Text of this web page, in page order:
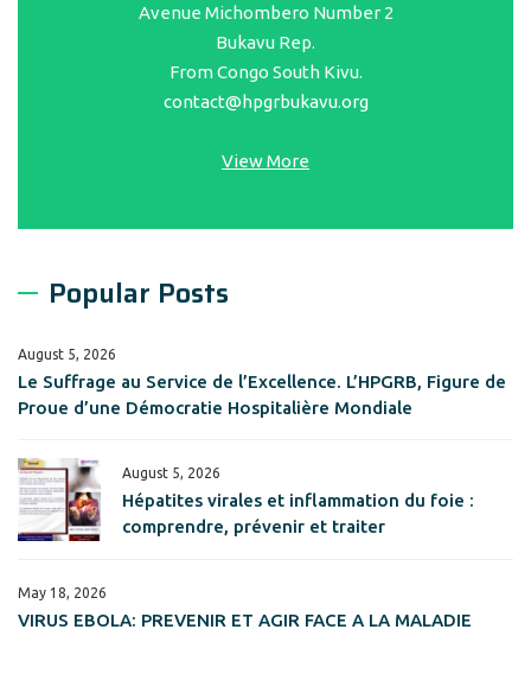
Avenue Michombero Number 2
Bukavu Rep.
From Congo South Kivu.
contact@hpgrbukavu.org
View More
Popular Posts
August 5, 2026
Le Suffrage au Service de l’Excellence. L’HPGRB, Figure de
Proue d’une Démocratie Hospitalière Mondiale
August 5, 2026
Hépatites virales et inflammation du foie :
comprendre, prévenir et traiter
May 18, 2026
VIRUS EBOLA: PREVENIR ET AGIR FACE A LA MALADIE